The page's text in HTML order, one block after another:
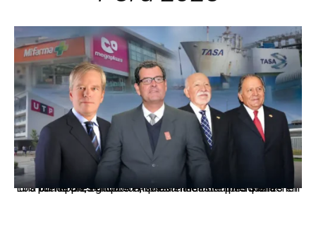
Los principales grupos empresariales del país mantienen una fuerte presencia en Áncash mediante inversiones en comercio, educación, salud e industria pesquera.